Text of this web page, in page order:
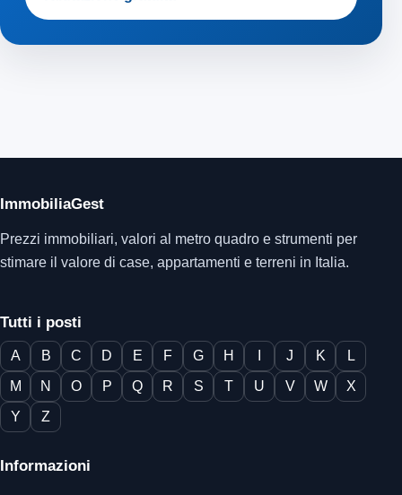
ImmobiliaGest
Prezzi immobiliari, valori al metro quadro e strumenti per
stimare il valore di case, appartamenti e terreni in Italia.
Tutti i posti
A B C D E F G H J K
L
M
N O P Q R S T U V W
X
Y
Z
Informazioni